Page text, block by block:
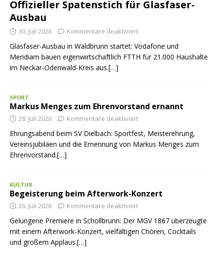
Offizieller Spatenstich für Glasfaser-
Ausbau
30. Juli 2026 Kommentare deaktiviert
Glasfaser-Ausbau in Waldbrunn startet: Vodafone und
Meridiam bauen eigenwirtschaftlich FTTH für 21.000 Haushalte
im Neckar-Odenwald-Kreis aus.[…]
SPORT
Markus Menges zum Ehrenvorstand ernannt
28. Juli 2026 Kommentare deaktiviert
Ehrungsabend beim SV Dielbach: Sportfest, Meisterehrung,
Vereinsjubiläen und die Ernennung von Markus Menges zum
Ehrenvorstand.[…]
KULTUR
Begeisterung beim Afterwork-Konzert
26. Juli 2026 Kommentare deaktiviert
Gelungene Premiere in Schollbrunn: Der MGV 1867 überzeugte
mit einem Afterwork-Konzert, vielfältigen Chören, Cocktails
und großem Applaus.[…]